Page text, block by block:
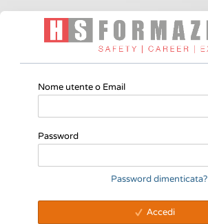
Nome utente o Email
Password
Password dimenticata?
Accedi